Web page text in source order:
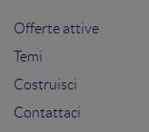
Offerte attive
Temi
Costruisci
Contattaci